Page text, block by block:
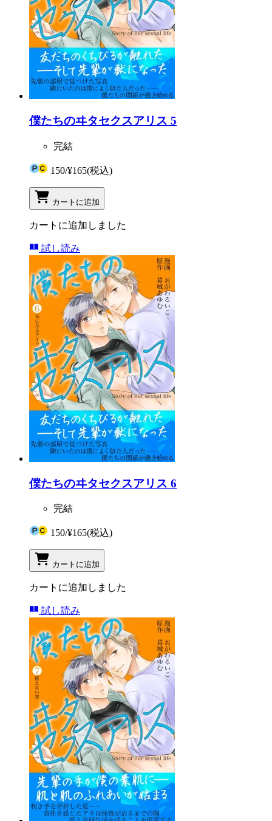
僕たちのヰタセクスアリス 5
完結
150/¥165(税込)
カートに追加
カートに追加しました
試し読み
僕たちのヰタセクスアリス 6
完結
150/¥165(税込)
カートに追加
カートに追加しました
試し読み